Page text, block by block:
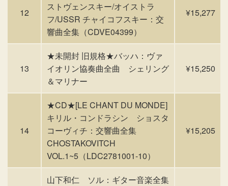
12
ストヴェンスキー/オイストラ
フ/USSR チャイコフスキー：交
響曲全集（CDVE04399）
¥15,277
13
★未開封 旧規格★バッハ：ヴァ
イオリン協奏曲全曲 シェリング
＆マリナー
¥15,250
14
★CD★[LE CHANT DU MONDE]
キリル・コンドラシン ショスタ
コーヴィチ：交響曲全集
CHOSTAKOVITCH
VOL.1~5（LDC2781001-10）
¥15,205
山下和仁 ソル：ギター音楽全集